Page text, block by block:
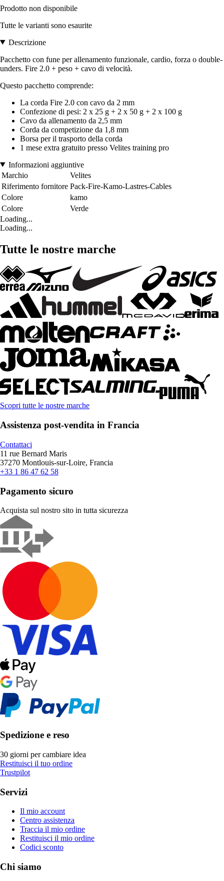
Prodotto non disponibile
Tutte le varianti sono esaurite
Descrizione
Pacchetto con fune per allenamento funzionale, cardio, forza o double-
unders. Fire 2.0 + peso + cavo di velocità.
Questo pacchetto comprende:
La corda Fire 2.0 con cavo da 2 mm
Confezione di pesi: 2 x 25 g + 2 x 50 g + 2 x 100 g
Cavo da allenamento da 2,5 mm
Corda da competizione da 1,8 mm
Borsa per il trasporto della corda
1 mese extra gratuito presso Velites training pro
Informazioni aggiuntive
Marchio
Velites
Riferimento fornitore Pack-Fire-Kamo-Lastres-Cables
Colore
kamo
Colore
Verde
Loading...
Loading...
Tutte le nostre marche
Scopri tutte le nostre marche
Assistenza post-vendita in Francia
Contattaci
11 rue Bernard Maris
37270 Montlouis-sur-Loire, Francia
+33 1 86 47 62 58
Pagamento sicuro
Acquista sul nostro sito in tutta sicurezza
Spedizione e reso
30 giorni per cambiare idea
Restituisci il tuo ordine
Trustpilot
Servizi
Il mio account
Centro assistenza
Traccia il mio ordine
Restituisci il mio ordine
Codici sconto
Chi siamo